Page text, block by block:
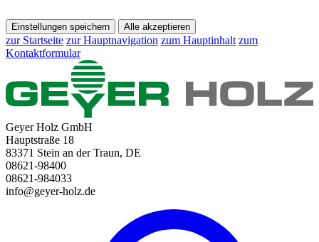
Einstellungen speichern Alle akzeptieren
zur Startseite zur Hauptnavigation zum Hauptinhalt zum
Kontaktformular
Geyer Holz GmbH
Hauptstraße 18
83371 Stein an der Traun, DE
08621-98400
08621-984033
info@geyer-holz.de